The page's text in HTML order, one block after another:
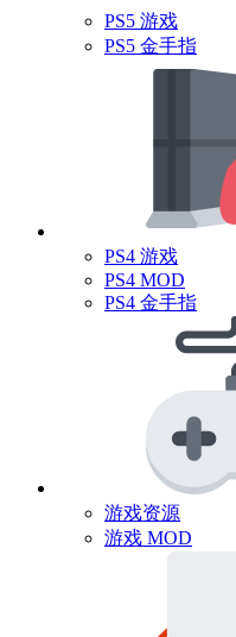
PS5 游戏
PS5 金手指
PS4 游戏
PS4 MOD
PS4 金手指
游戏资源
游戏 MOD